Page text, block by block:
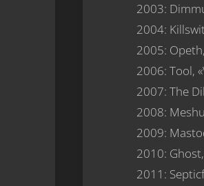
2003:
2004:
2005:
2006: Tool,
2007: The
2008:
2009:
2010:
2011: